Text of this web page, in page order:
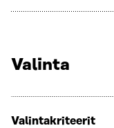
Valinta
Valintakriteerit